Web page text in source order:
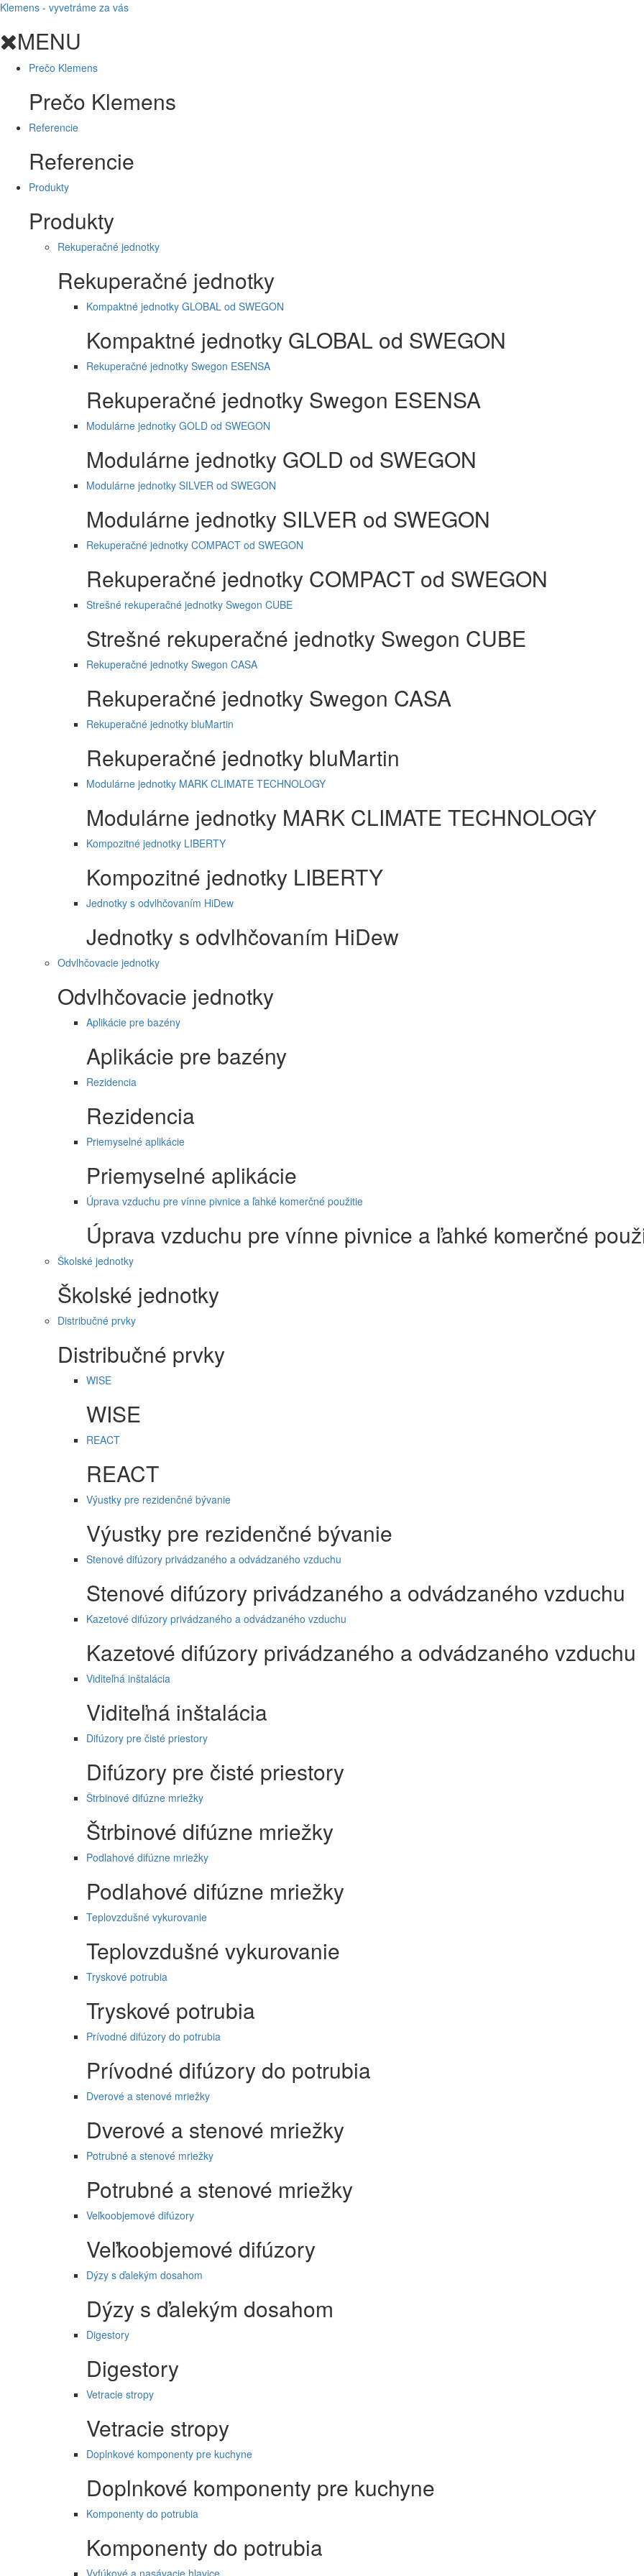
Klemens - vyvetráme za vás
MENU
Prečo Klemens
Prečo Klemens
Referencie
Referencie
Produkty
Produkty
Rekuperačné jednotky
Rekuperačné jednotky
Kompaktné jednotky GLOBAL od SWEGON
Kompaktné jednotky GLOBAL od SWEGON
Rekuperačné jednotky Swegon ESENSA
Rekuperačné jednotky Swegon ESENSA
Modulárne jednotky GOLD od SWEGON
Modulárne jednotky GOLD od SWEGON
Modulárne jednotky SILVER od SWEGON
Modulárne jednotky SILVER od SWEGON
Rekuperačné jednotky COMPACT od SWEGON
Rekuperačné jednotky COMPACT od SWEGON
Strešné rekuperačné jednotky Swegon CUBE
Strešné rekuperačné jednotky Swegon CUBE
Rekuperačné jednotky Swegon CASA
Rekuperačné jednotky Swegon CASA
Rekuperačné jednotky bluMartin
Rekuperačné jednotky bluMartin
Modulárne jednotky MARK CLIMATE TECHNOLOGY
Modulárne jednotky MARK CLIMATE TECHNOLOGY
Kompozitné jednotky LIBERTY
Kompozitné jednotky LIBERTY
Jednotky s odvlhčovaním HiDew
Jednotky s odvlhčovaním HiDew
Odvlhčovacie jednotky
Odvlhčovacie jednotky
Aplikácie pre bazény
Aplikácie pre bazény
Rezidencia
Rezidencia
Priemyselné aplikácie
Priemyselné aplikácie
Úprava vzduchu pre vínne pivnice a ľahké komerčné použitie
Úprava vzduchu pre vínne pivnice a ľahké komerčné
Školské jednotky
Školské jednotky
Distribučné prvky
Distribučné prvky
WISE
WISE
REACT
REACT
Výustky pre rezidenčné bývanie
Výustky pre rezidenčné bývanie
Stenové difúzory privádzaného a odvádzaného vzduchu
Stenové difúzory privádzaného a odvádzaného vzduchu
Kazetové difúzory privádzaného a odvádzaného vzduchu
Kazetové difúzory privádzaného a odvádzaného vzduchu
Viditeľná inštalácia
Viditeľná inštalácia
Difúzory pre čisté priestory
Difúzory pre čisté priestory
Štrbinové difúzne mriežky
Štrbinové difúzne mriežky
Podlahové difúzne mriežky
Podlahové difúzne mriežky
Teplovzdušné vykurovanie
Teplovzdušné vykurovanie
Tryskové potrubia
Tryskové potrubia
Prívodné difúzory do potrubia
Prívodné difúzory do potrubia
Dverové a stenové mriežky
Dverové a stenové mriežky
Potrubné a stenové mriežky
Potrubné a stenové mriežky
Veľkoobjemové difúzory
Veľkoobjemové difúzory
Dýzy s ďalekým dosahom
Dýzy s ďalekým dosahom
Digestory
Digestory
Vetracie stropy
Vetracie stropy
Doplnkové komponenty pre kuchyne
Doplnkové komponenty pre kuchyne
Komponenty do potrubia
Komponenty do potrubia
Vyfúkové a nasávacie hlavice